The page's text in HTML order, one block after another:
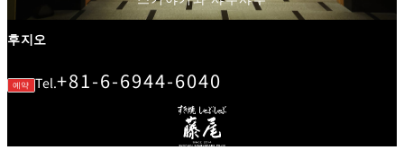
s
c
o
at
후지오
예약 Tel.+81-6-6944-6040